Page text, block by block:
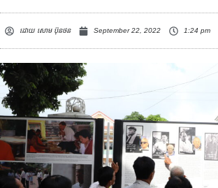
ដោយសោម ប៊ុនថន September 22, 2022 1:24 pm